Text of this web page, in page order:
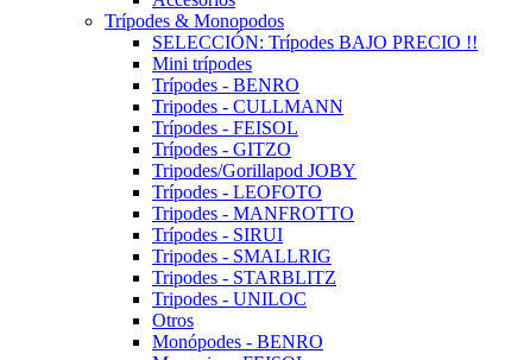
Trípodes & Monopodos
SELECCIÓN: Trípodes BAJO PRECIO !!
Mini trípodes
Trípodes - BENRO
Tripodes - CULLMANN
Trípodes - FEISOL
Trípodes - GITZO
Tripodes/Gorillapod JOBY
Trípodes - LEOFOTO
Tripodes - MANFROTTO
Trípodes - SIRUI
Tripodes - SMALLRIG
Tripodes - STARBLITZ
Tripodes - UNILOC
Otros
Monópodes - BENRO